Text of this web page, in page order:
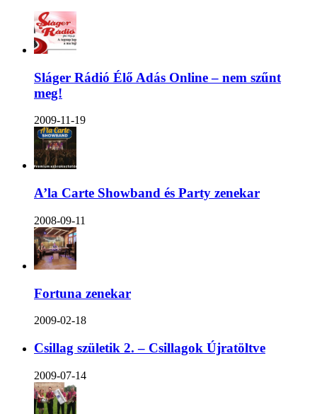
Sláger Rádió Élő Adás Online – nem szűnt
meg!
2009-11-19
A’la Carte Showband és Party zenekar
2008-09-11
Fortuna zenekar
2009-02-18
Csillag születik 2. – Csillagok Újratöltve
2009-07-14